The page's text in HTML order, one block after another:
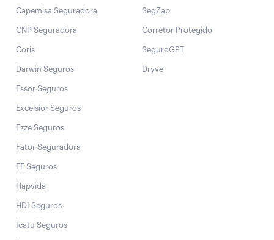
Capemisa Seguradora
CNP Seguradora
Coris
Darwin Seguros
Essor Seguros
Excelsior Seguros
Ezze Seguros
Fator Seguradora
FF Seguros
Hapvida
HDI Seguros
Icatu Seguros
SegZap
Corretor Protegido
SeguroGPT
Dryve